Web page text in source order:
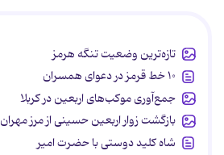
تازه‌ترین وضعیت تنگه هرمز
۱۰ خط قرمز در دعوای همسران
جمع‌آوری موکب‌های اربعین در کربلا
بازگشت زوار اربعین حسینی از مرز مهران
شاه کلید دوستی با حضرت امیر